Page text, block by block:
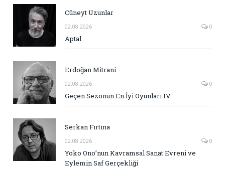
Cüneyt Uzunlar
02.08.2026 0
Aptal
Erdoğan Mitrani
02.08.2026 0
Geçen Sezonun En İyi Oyunları IV
Serkan Fırtına
02.08.2026 0
Yoko Ono’nun Kavramsal Sanat Evreni ve
Eylemin Saf Gerçekliği